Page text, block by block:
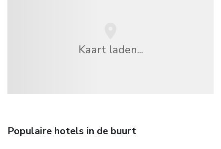
Kaart laden...
Populaire hotels in de buurt